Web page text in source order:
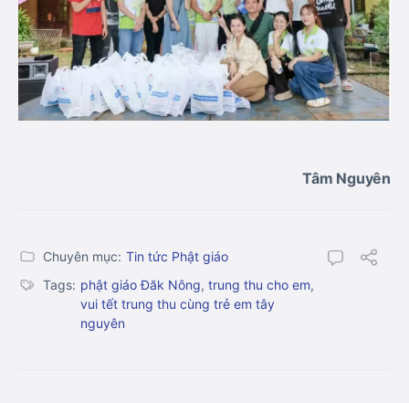
Tâm Nguyên
Chuyên mục: Tin tức Phật giáo
Tags: phật giáo Đăk Nông, trung thu cho em,
vui tết trung thu cùng trẻ em tây
nguyên